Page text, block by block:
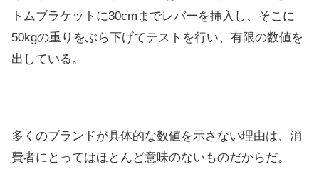
トムブラケットに30cmまでレバーを挿入し、そこに
50kgの重りをぶら下げてテストを行い、有限の数値を
出している。
多くのブランドが具体的な数値を示さない理由は、消
費者にとってはほとんど意味のないものだからだ。